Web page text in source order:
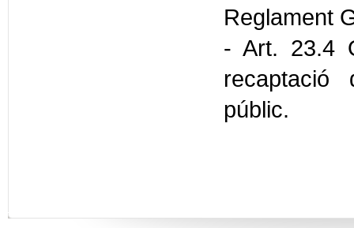
Reglament
- Art. 23.4
recaptació
públic.